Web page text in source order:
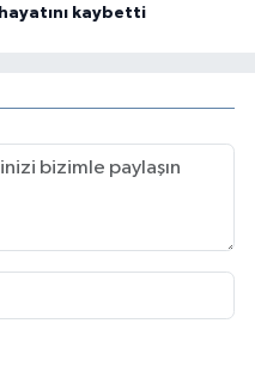
hayatını kaybetti